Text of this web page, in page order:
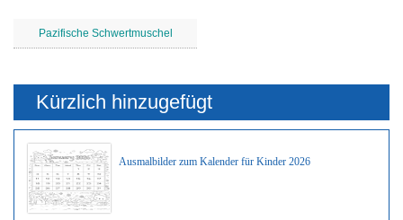
Pazifische Schwertmuschel
Kürzlich hinzugefügt
Ausmalbilder zum Kalender für Kinder 2026